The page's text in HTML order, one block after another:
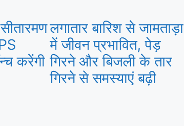
सीतारमण
करेंगी
लगातार बारिश से जामताड़ा
में जीवन प्रभावित, पेड़
गिरने और बिजली के तार
गिरने से समस्याएं बढ़ी